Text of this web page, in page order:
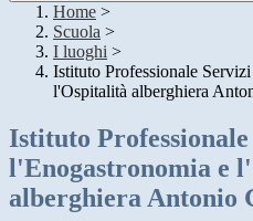
Home >
Scuola >
I luoghi >
Istituto Professionale
l'Ospitalità alberghiera
Istituto
l'Enogastronomia e
alberghiera Antonio